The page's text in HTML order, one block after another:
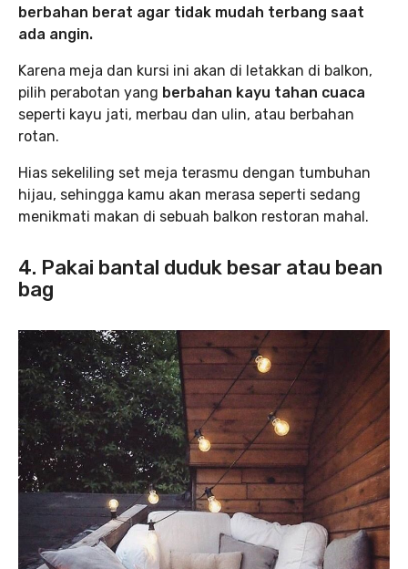
berbahan berat agar tidak mudah terbang saat
ada angin.
Karena meja dan kursi ini akan di letakkan di balkon,
pilih perabotan yang berbahan kayu tahan cuaca
seperti kayu jati, merbau dan ulin, atau berbahan
rotan.
Hias sekeliling set meja terasmu dengan tumbuhan
hijau, sehingga kamu akan merasa seperti sedang
menikmati makan di sebuah balkon restoran mahal.
4. Pakai bantal duduk besar atau bean
bag